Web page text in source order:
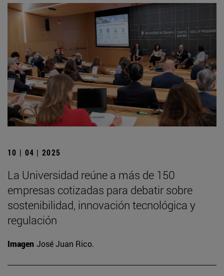
10 | 04 | 2025
La Universidad reúne a más de 150
empresas cotizadas para debatir sobre
sostenibilidad, innovación tecnológica y
regulación
Imagen José Juan Rico.